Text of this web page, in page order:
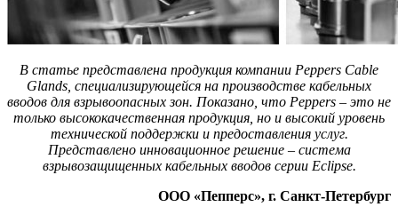
В статье представлена продукция компании Peppers Cable
Glands, специализирующейся на производстве кабельных
вводов для взрывоопасных зон. Показано, что Peppers – это не
только высококачественная продукция, но и высокий уровень
технической поддержки и предоставления услуг.
Представлено инновационное решение – система
взрывозащищенных кабельных вводов серии Eclipse.
ООО «Пепперс», г. Санкт-Петербург